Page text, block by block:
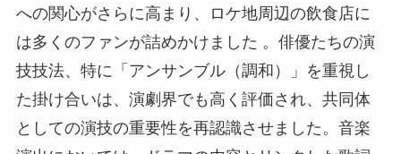
への関心がさらに高まり、ロケ地周辺の飲食店に
は多くのファンが詰めかけました 。俳優たちの演
技技法、特に「アンサンブル（調和）」を重視し
た掛け合いは、演劇界でも高く評価され、共同体
としての演技の重要性を再認識させました。音楽